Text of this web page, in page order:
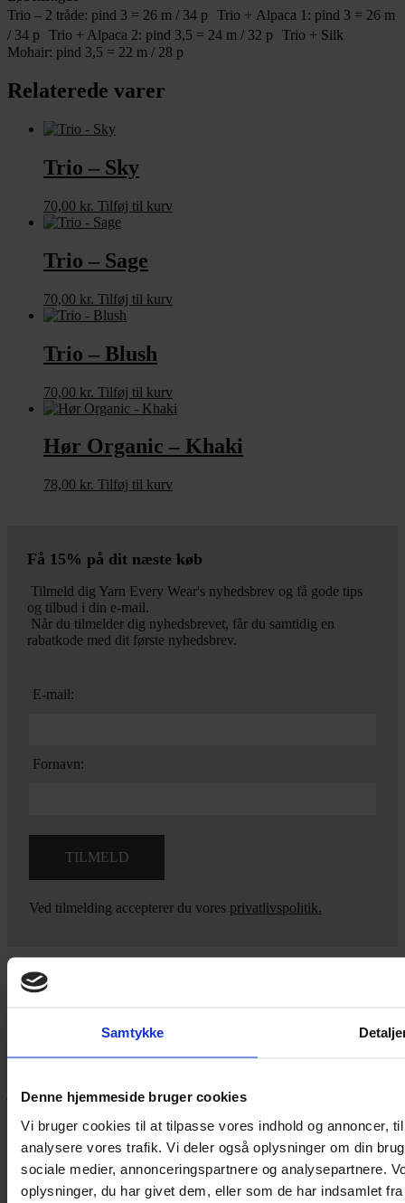
Samtykke
Denne hjemmeside bruger cookies
Vi bruger cookies til at tilpasse vores indhold og annoncer,
analysere vores trafik. Vi deler også oplysninger om din
sociale medier, annonceringspartnere og analysepartnere.
oplysninger, du har givet dem, eller som de har indsamlet
Trio – 2 tråde: pind 3 = 26 m / 34 p Trio + Alpaca 1: pind 3 = 26 m
/ 34 p Trio + Alpaca 2: pind 3,5 = 24 m / 32 p Trio + Silk
Mohair: pind 3,5 = 22 m / 28 p
Relaterede varer
Trio – Sky
70,00 kr. Tilføj til kurv
Trio – Sage
70,00 kr. Tilføj til kurv
Trio – Blush
70,00 kr. Tilføj til kurv
Hør Organic – Khaki
78,00 kr. Tilføj til kurv
Få 15% på dit næste køb
Tilmeld dig Yarn Every Wear's nyhedsbrev og få gode tips
og tilbud i din e-mail.
Når du tilmelder dig nyhedsbrevet, får du samtidig en
rabatkode med dit første nyhedsbrev.
E-mail:
Fornavn:
Ved tilmelding accepterer du vores privatlivspolitik.
Yarn Every Wear
Hvis du bøvler med noget eller ønsker ny inspiration, så skriv til
jeg dig på vej.
Vestergade 12 6270, Tønder
60 51 96 50
post@yarneverywear.dk
CVR 43041649